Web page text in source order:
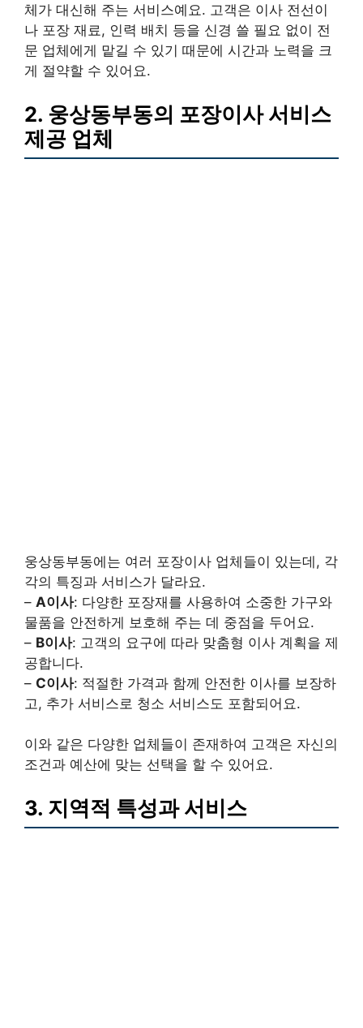
체가 대신해 주는 서비스예요. 고객은 이사 전선이
나 포장 재료, 인력 배치 등을 신경 쓸 필요 없이 전
문 업체에게 맡길 수 있기 때문에 시간과 노력을 크
게 절약할 수 있어요.
2. 웅상동부동의 포장이사 서비스
제공 업체
웅상동부동에는 여러 포장이사 업체들이 있는데, 각
각의 특징과 서비스가 달라요.
– A이사: 다양한 포장재를 사용하여 소중한 가구와
물품을 안전하게 보호해 주는 데 중점을 두어요.
– B이사: 고객의 요구에 따라 맞춤형 이사 계획을 제
공합니다.
– C이사: 적절한 가격과 함께 안전한 이사를 보장하
고, 추가 서비스로 청소 서비스도 포함되어요.
이와 같은 다양한 업체들이 존재하여 고객은 자신의
조건과 예산에 맞는 선택을 할 수 있어요.
3. 지역적 특성과 서비스